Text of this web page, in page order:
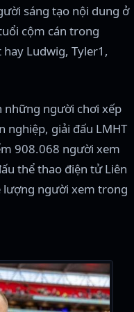
sáng tạo nội dung ở
cộm cán trong
Ludwig, Tyler1,
những người chơi xếp
nghiệp, giải đấu LMHT
908.068 người xem
thể thao điện tử Liên
lượng người xem trong